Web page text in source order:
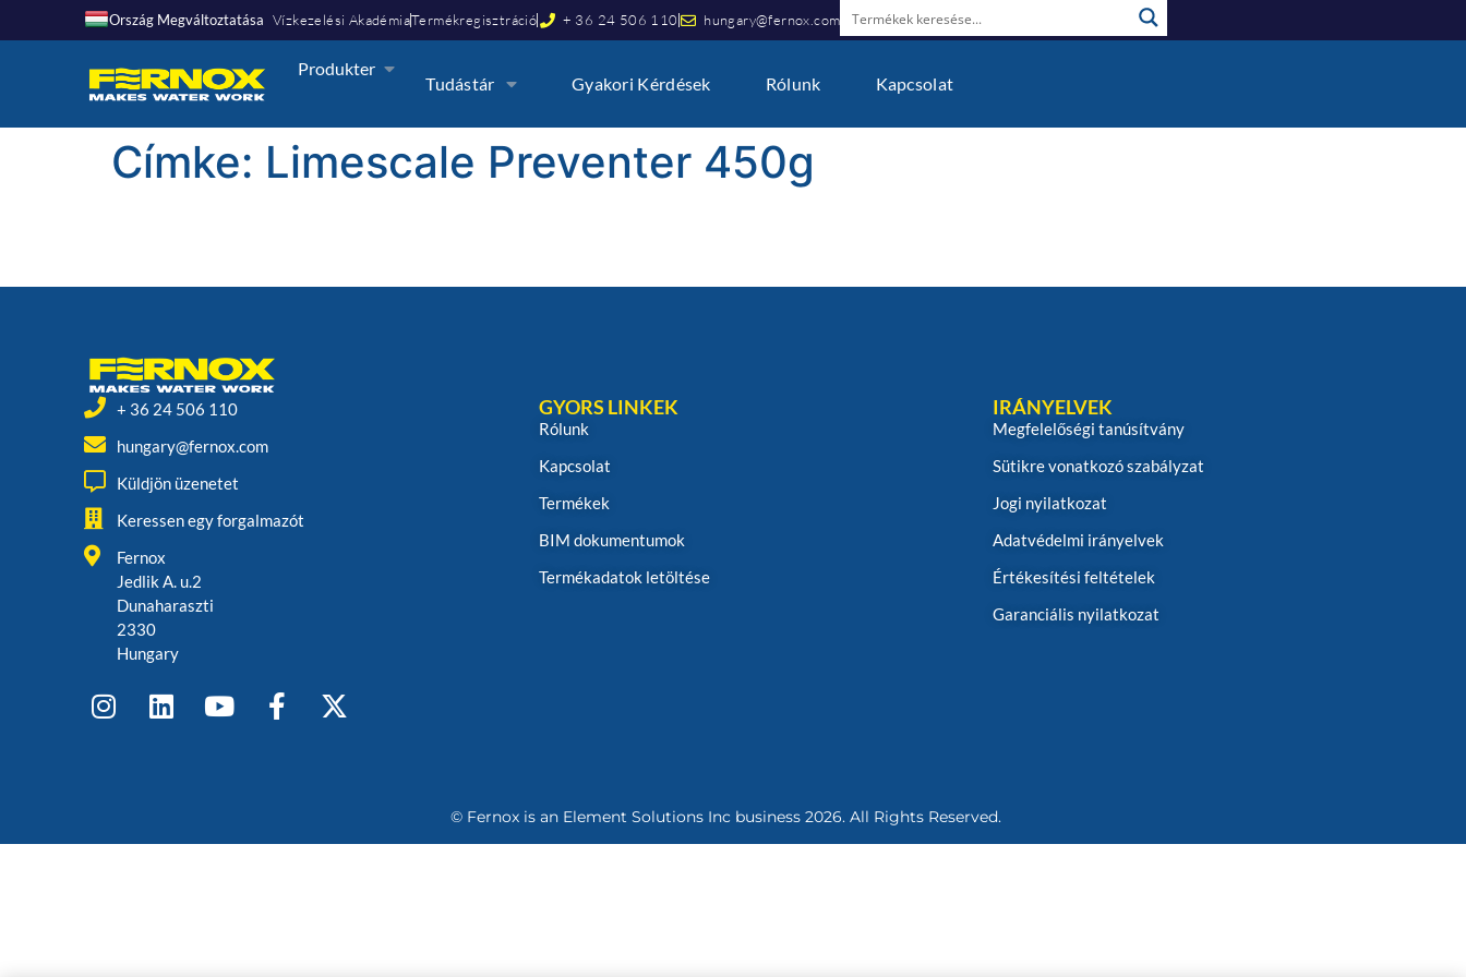
Ország Megváltoztatása Vízkezelési AkadémiaTermékregisztráció + 36 24 506 110 hungary@fernox.com
Produkter
Tudástár Gyakori Kérdések Rólunk Kapcsolat
Címke: Limescale Preventer 450g
+ 36 24 506 110
hungary@fernox.com
Küldjön üzenetet
Keressen egy forgalmazót
Fernox
Jedlik A. u.2
Dunaharaszti
2330
Hungary
GYORS LINKEK
Rólunk
Kapcsolat
Termékek
BIM dokumentumok
Termékadatok letöltése
IRÁNYELVEK
Megfelelőségi tanúsítvány
Sütikre vonatkozó szabályzat
Jogi nyilatkozat
Adatvédelmi irányelvek
Értékesítési feltételek
Garanciális nyilatkozat
© Fernox is an Element Solutions Inc business 2026. All Rights Reserved.